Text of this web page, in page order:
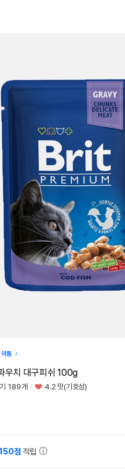
동
우치 대구피쉬 100g
189개 4.2 맛(기호성)
점 적립